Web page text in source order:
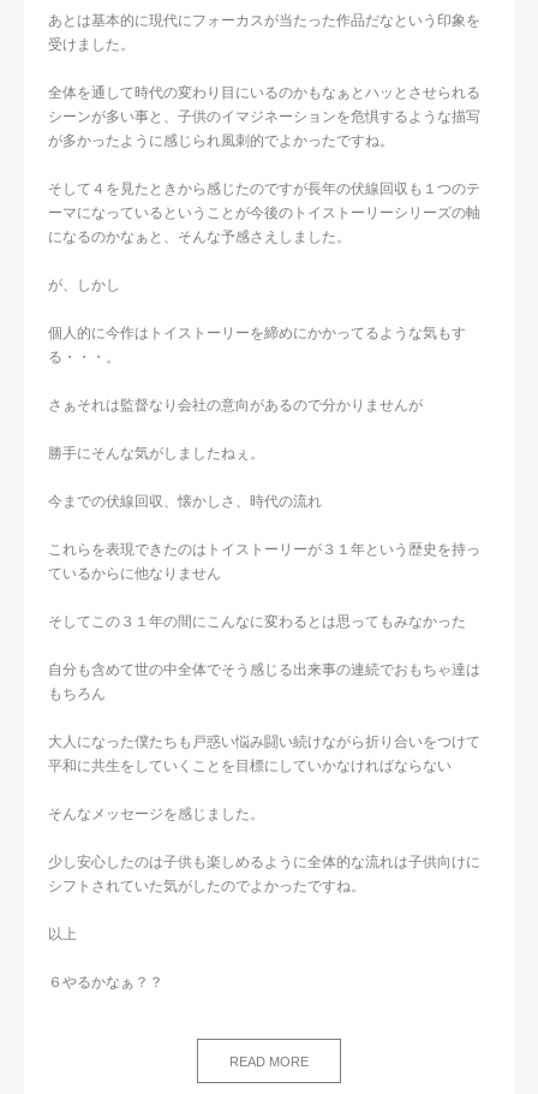
あとは基本的に現代にフォーカスが当たった作品だなという印象を
受けました。
全体を通して時代の変わり目にいるのかもなぁとハッとさせられる
シーンが多い事と、子供のイマジネーションを危惧するような描写
が多かったように感じられ風刺的でよかったですね。
そして４を見たときから感じたのですが長年の伏線回収も１つのテ
ーマになっているということが今後のトイストーリーシリーズの軸
になるのかなぁと、そんな予感さえしました。
が、しかし
個人的に今作はトイストーリーを締めにかかってるような気もす
る・・・。
さぁそれは監督なり会社の意向があるので分かりませんが
勝手にそんな気がしましたねぇ。
今までの伏線回収、懐かしさ、時代の流れ
これらを表現できたのはトイストーリーが３１年という歴史を持っ
ているからに他なりません
そしてこの３１年の間にこんなに変わるとは思ってもみなかった
自分も含めて世の中全体でそう感じる出来事の連続でおもちゃ達は
もちろん
大人になった僕たちも戸惑い悩み闘い続けながら折り合いをつけて
平和に共生をしていくことを目標にしていかなければならない
そんなメッセージを感じました。
少し安心したのは子供も楽しめるように全体的な流れは子供向けに
シフトされていた気がしたのでよかったですね。
以上
６やるかなぁ？？
READ MORE